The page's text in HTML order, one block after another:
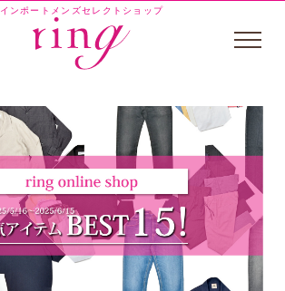
インポートメンズセレクトショップ